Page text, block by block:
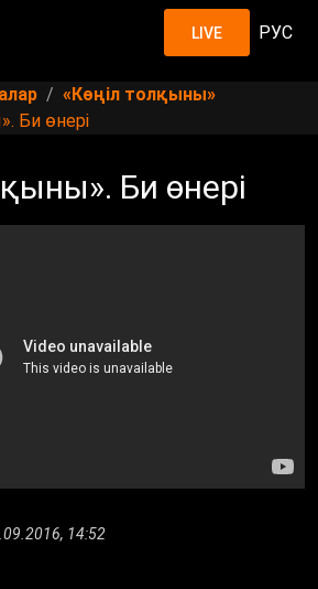
LIVE РУС
«Көңіл толқыны»
Би өнері
Би өнері
14:52